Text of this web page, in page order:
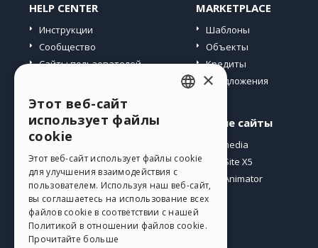
HELP CENTER
Инструкции
Сообщество
Сайты пользователей
MARKETPLACE
Шаблоны
Объекты
Кредиты
Предложения
Профиль
Мои посты
Мои лицензии
Загрузить
Веб-хостинг
Мои кредиты
Другие сайты
Incomedia
WebSite X5
WebAnimator
GERMAN
SPANISH
PORTUGUESE
POLISH
×
Этот веб-сайт
использует файлы
cookie
Этот веб-сайт использует файлы cookie
для улучшения взаимодействия с
пользователем. Используя наш веб-сайт,
вы соглашаетесь на использование всех
файлов cookie в соответствии с нашей
Политикой в ​​отношении файлов cookie.
Прочитайте больше